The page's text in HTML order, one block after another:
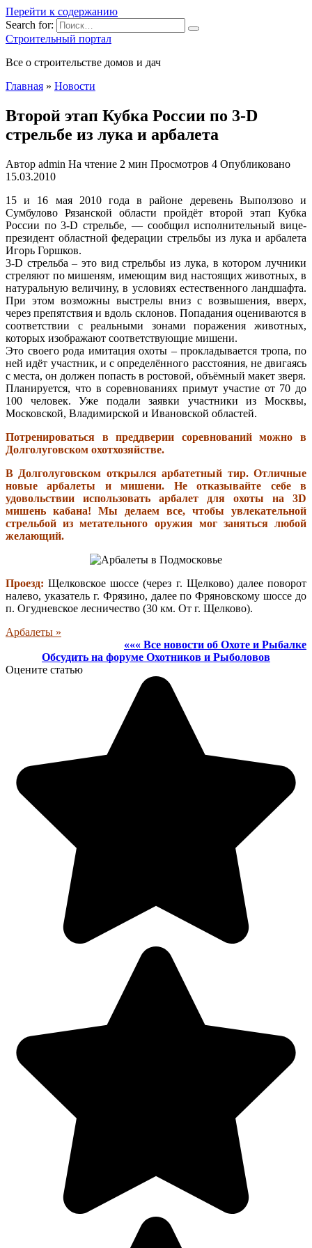
Перейти к содержанию
Search for:
Строительный портал
Все о строительстве домов и дач
Главная » Новости
Второй этап Кубка России по 3-D
стрельбе из лука и арбалета
Автор admin На чтение 2 мин Просмотров 4 Опубликовано
15.03.2010
15 и 16 мая 2010 года в районе деревень Выползово и
Сумбулово Рязанской области пройдёт второй этап Кубка
России по 3-D стрельбе, — сообщил исполнительный вице-
президент областной федерации стрельбы из лука и арбалета
Игорь Горшков.
3-D стрельба – это вид стрельбы из лука, в котором лучники
стреляют по мишеням, имеющим виднастоящих животных, в
натуральную величину, в условиях естественного ландшафта.
При этом возможны выстрелы вниз с возвышения, вверх,
через препятствия и вдоль склонов. Попадания оцениваются в
соответствии с реальными зонами поражения животных,
которых изображают соответствующие мишени.
Это своего рода имитация охоты – прокладывается тропа, по
ней идёт участник, и с определённого расстояния, не двигаясь
с места, он должен попасть в ростовой, объёмный макет зверя.
Планируется, что в соревнованиях примут участие от 70 до
100 человек. Уже подали заявки участники из Москвы,
Московской, Владимирской и Ивановской областей.
Потренироваться в преддверии соревнований можно в
Долголуговском охотхозяйстве.
В Долголуговском открылся арбатетный тир. Отличные
новые арбалеты и мишени. Не отказывайте себе в
удовольствии использовать арбалет для охоты на 3D
мишень кабана! Мы делаем все, чтобы увлекательной
стрельбой из метательного оружия мог заняться любой
желающий.
Проезд: Щелковское шоссе (через г. Щелково) далее поворот
налево, указатель г. Фрязино, далее по Фряновскому шоссе до
п. Огудневское лесничество (30 км. От г. Щелково).
Арбалеты »
««« Все новости об Охоте и Рыбалке
Обсудить на форуме Охотников и Рыболовов
Оцените статью